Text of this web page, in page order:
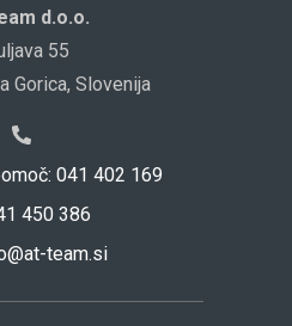
d.o.o.
55
Gorica, Slovenija
041 402 169
450 386
team.si